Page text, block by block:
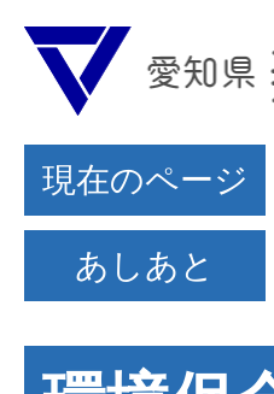
現在のページ
あしあと